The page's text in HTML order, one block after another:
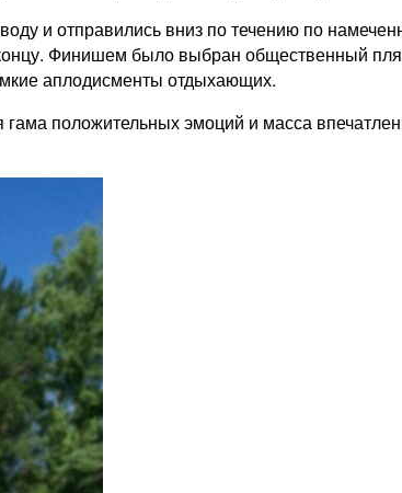
и отправились вниз по течению по
Финишем было выбран общественный
аплодисменты отдыхающих.
положительных эмоций и масса